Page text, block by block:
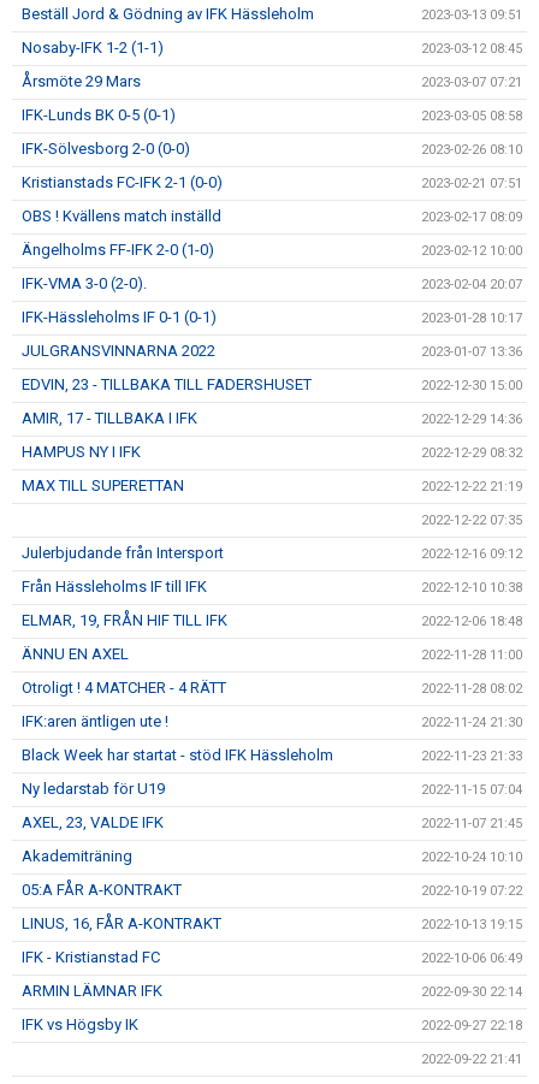
Beställ Jord & Gödning av IFK Hässleholm 2023-03-13 09:51
Nosaby-IFK 1-2 (1-1) 2023-03-12 08:45
Årsmöte 29 Mars 2023-03-07 07:21
IFK-Lunds BK 0-5 (0-1) 2023-03-05 08:58
IFK-Sölvesborg 2-0 (0-0) 2023-02-26 08:10
Kristianstads FC-IFK 2-1 (0-0) 2023-02-21 07:51
OBS ! Kvällens match inställd 2023-02-17 08:09
Ängelholms FF-IFK 2-0 (1-0) 2023-02-12 10:00
IFK-VMA 3-0 (2-0). 2023-02-04 20:07
IFK-Hässleholms IF 0-1 (0-1) 2023-01-28 10:17
JULGRANSVINNARNA 2022 2023-01-07 13:36
EDVIN, 23 - TILLBAKA TILL FADERSHUSET 2022-12-30 15:00
AMIR, 17 - TILLBAKA I IFK 2022-12-29 14:36
HAMPUS NY I IFK 2022-12-29 08:32
MAX TILL SUPERETTAN 2022-12-22 21:19
2022-12-22 07:35
Julerbjudande från Intersport 2022-12-16 09:12
Från Hässleholms IF till IFK 2022-12-10 10:38
ELMAR, 19, FRÅN HIF TILL IFK 2022-12-06 18:48
ÄNNU EN AXEL 2022-11-28 11:00
Otroligt ! 4 MATCHER - 4 RÄTT 2022-11-28 08:02
IFK:aren äntligen ute ! 2022-11-24 21:30
Black Week har startat - stöd IFK Hässleholm 2022-11-23 21:33
Ny ledarstab för U19 2022-11-15 07:04
AXEL, 23, VALDE IFK 2022-11-07 21:45
Akademiträning 2022-10-24 10:10
05:A FÅR A-KONTRAKT 2022-10-19 07:22
LINUS, 16, FÅR A-KONTRAKT 2022-10-13 19:15
IFK - Kristianstad FC 2022-10-06 06:49
ARMIN LÄMNAR IFK 2022-09-30 22:14
IFK vs Högsby IK 2022-09-27 22:18
2022-09-22 21:41